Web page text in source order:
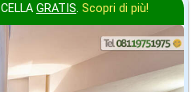
GRATIS. Scopri di più!